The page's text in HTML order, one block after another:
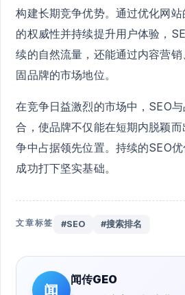
构建长期竞争优势。通过优化网
的权威性并持续提升用户体验，
续的自然流量，还能通过内容营
固品牌的市场地位。
在竞争日益激烈的市场中，SEO
合，使品牌不仅能在短期内脱颖
争中占据领先位置。持续的SEO
成功打下坚实基础。
文章标签 #SEO #搜索排名
闻
闻传GEO